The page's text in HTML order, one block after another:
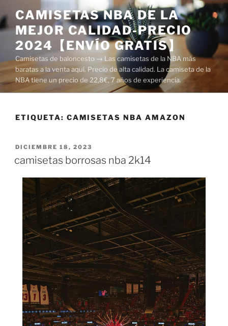
al
contenido
CAMISETAS NBA DE LA
MEJOR CALIDAD-PRECIO
2024【ENVÍO GRATIS】
Camisetas de baloncesto → Las camisetas de la NBA más
baratas a la venta aquí. Precio de alta calidad. La camiseta de la
NBA tiene un precio de 22,8€, 7 años de experiencia.
ETIQUETA: CAMISETAS NBA AMAZON
PUBLICADO
DICIEMBRE 18, 2023
camisetas borrosas nba 2k14